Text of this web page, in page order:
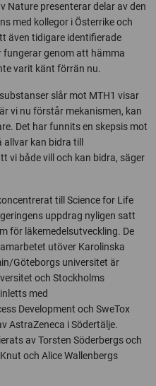
Nature presenterar delar av den
med kollegor i Österrike och
även tidigare identifierade
fungerar genom att hämma
varit känt förrän nu.
slår mot MTH1 visar
vi nu förstår mekanismen, kan
Det har funnits en skepsis mot
kan bidra till
vi både vill och kan bidra, säger
till Science for Life
uppdrag nyligen satt
för läkemedelsutveckling. De
utöver Karolinska
Göteborgs universitet är
och Stockholms
med
Development och SweTox
AstraZeneca i Södertälje.
av Torsten Söderbergs och
och Alice Wallenbergs